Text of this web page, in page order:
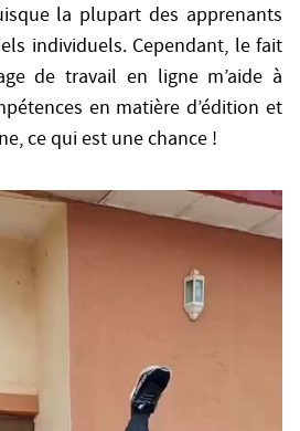
la plupart des apprenants
individuels. Cependant, le fait
de travail en ligne m’aide à
en matière d’édition et
ce qui est une chance !